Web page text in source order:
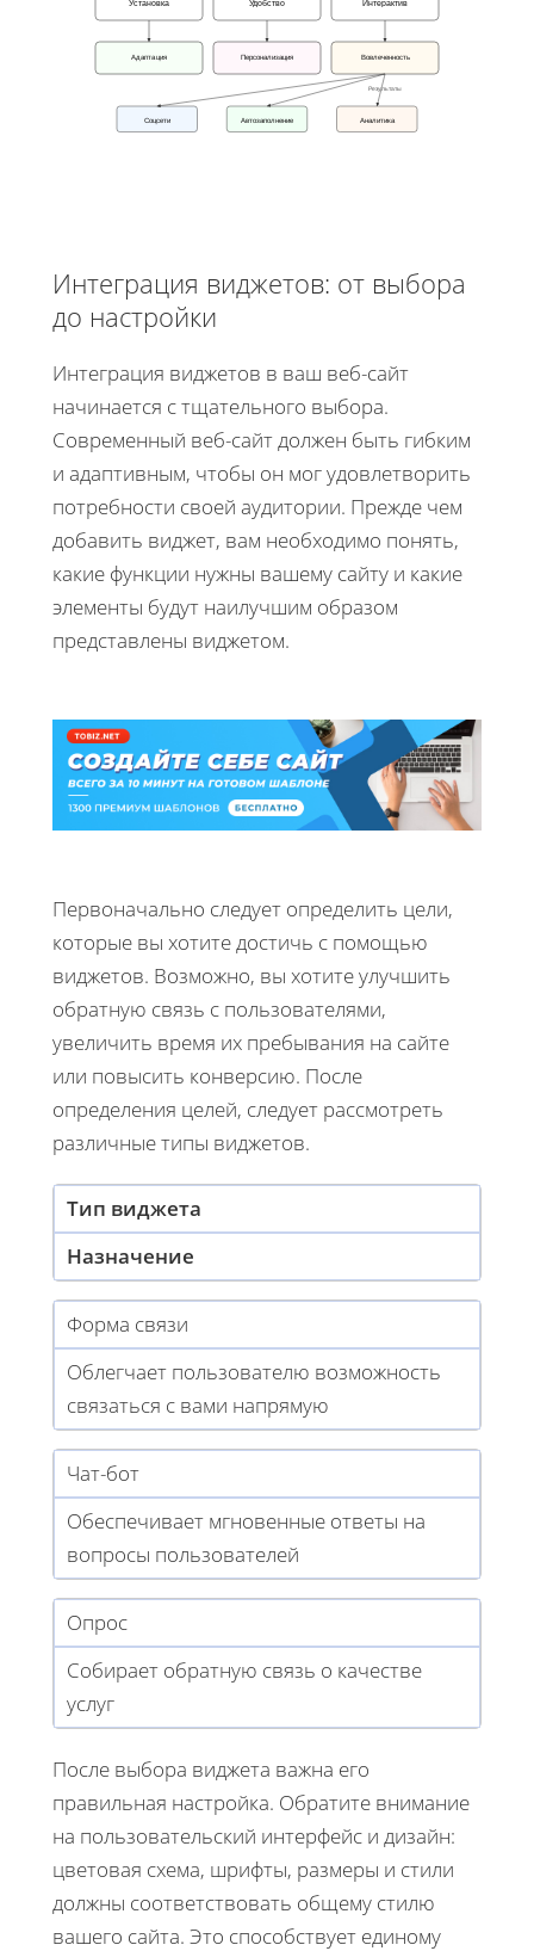
Установка Удобство Интерактив
Адаптация Персонализация Вовлеченность
Соцсети Автозаполнение Аналитика
Результаты
Интеграция виджетов: от выбора
до настройки
Интеграция виджетов в ваш веб-сайт
начинается с тщательного выбора.
Современный веб-сайт должен быть гибким
и адаптивным, чтобы он мог удовлетворить
потребности своей аудитории. Прежде чем
добавить виджет, вам необходимо понять,
какие функции нужны вашему сайту и какие
элементы будут наилучшим образом
представлены виджетом.
Первоначально следует определить цели,
которые вы хотите достичь с помощью
виджетов. Возможно, вы хотите улучшить
обратную связь с пользователями,
увеличить время их пребывания на сайте
или повысить конверсию. После
определения целей, следует рассмотреть
различные типы виджетов.
Тип виджета
Назначение
Форма связи
Облегчает пользователю возможность
связаться с вами напрямую
Чат-бот
Обеспечивает мгновенные ответы на
вопросы пользователей
Опрос
Собирает обратную связь о качестве
услуг
После выбора виджета важна его
правильная настройка. Обратите внимание
на пользовательский интерфейс и дизайн:
цветовая схема, шрифты, размеры и стили
должны соответствовать общему стилю
вашего сайта. Это способствует единому